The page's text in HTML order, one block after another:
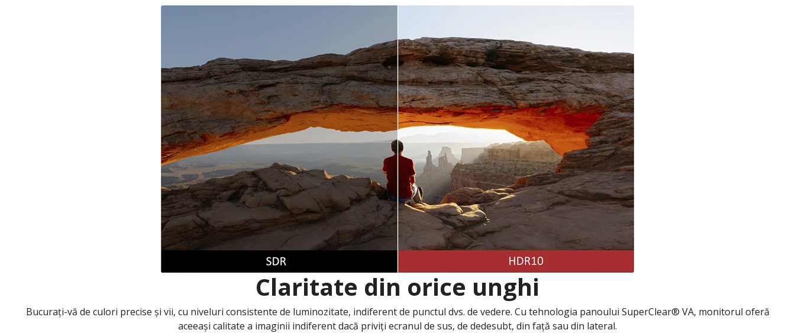
Claritate din orice unghi
Bucurați-vă de culori precise și vii, cu niveluri consistente de luminozitate, indiferent de punctul dvs. de vedere. Cu tehnologia panoului SuperClear® VA, monitorul oferă
aceeași calitate a imaginii indiferent dacă priviți ecranul de sus, de dedesubt, din față sau din lateral.